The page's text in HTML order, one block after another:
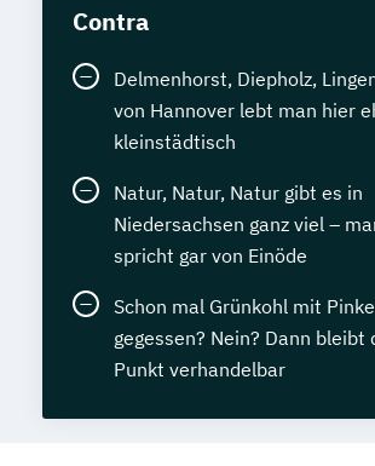
Contra
Delmenhorst, Diepholz,
von Hannover lebt man hier
kleinstädtisch
Natur, Natur, Natur gibt es in
Niedersachsen ganz viel –
spricht gar von Einöde
Schon mal Grünkohl mit
gegessen? Nein? Dann bleibt
Punkt verhandelbar